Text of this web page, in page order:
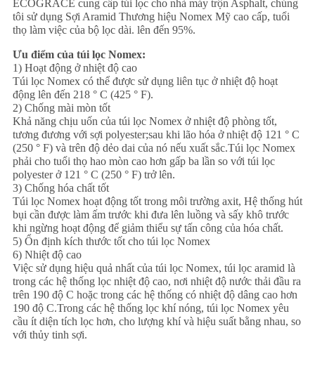
PRIVACY
POLICY
ECOGRACE cung cấp túi lọc cho nhà máy trộn Asphalt, chúng
tôi sử dụng Sợi Aramid Thương hiệu Nomex Mỹ cao cấp, tuổi
thọ làm việc của bộ lọc dài. lên đến 95%.
Ưu điểm của túi lọc Nomex:
1) Hoạt động ở nhiệt độ cao
Túi lọc Nomex có thể được sử dụng liên tục ở nhiệt độ hoạt
động lên đến 218 ° C (425 ° F).
2) Chống mài mòn tốt
Khả năng chịu uốn của túi lọc Nomex ở nhiệt độ phòng tốt,
tương đương với sợi polyester;sau khi lão hóa ở nhiệt độ 121 ° C
(250 ° F) và trên độ dẻo dai của nó nếu xuất sắc.Túi lọc Nomex
phải cho tuổi thọ hao mòn cao hơn gấp ba lần so với túi lọc
polyester ở 121 ° C (250 ° F) trở lên.
3) Chống hóa chất tốt
Túi lọc Nomex hoạt động tốt trong môi trường axit, Hệ thống hút
bụi cần được làm ấm trước khi đưa lên luồng và sấy khô trước
khi ngừng hoạt động để giảm thiểu sự tấn công của hóa chất.
5) Ổn định kích thước tốt cho túi lọc Nomex
6) Nhiệt độ cao
Việc sử dụng hiệu quả nhất của túi lọc Nomex, túi lọc aramid là
trong các hệ thống lọc nhiệt độ cao, nơi nhiệt độ nước thải đầu ra
trên 190 độ C hoặc trong các hệ thống có nhiệt độ dâng cao hơn
190 độ C.Trong các hệ thống lọc khí nóng, túi lọc Nomex yêu
cầu ít diện tích lọc hơn, cho lượng khí và hiệu suất bằng nhau, so
với thủy tinh sợi.